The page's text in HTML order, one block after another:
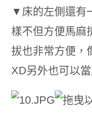
▼床的左側還有
樣不但方便馬麻
拔也非常方便，
XD另外也可以